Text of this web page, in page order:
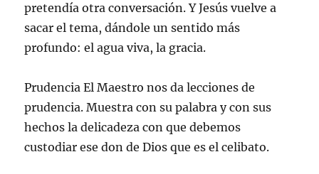
pretendía otra conversación. Y Jesús vuelve a
sacar el tema, dándole un sentido más
profundo: el agua viva, la gracia.
Prudencia El Maestro nos da lecciones de
prudencia. Muestra con su palabra y con sus
hechos la delicadeza con que debemos
custodiar ese don de Dios que es el celibato.